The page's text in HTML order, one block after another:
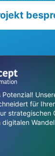
Potenzial!
für
strategischen
digitalen Wandel